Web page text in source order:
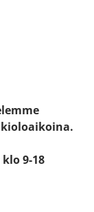
9-18